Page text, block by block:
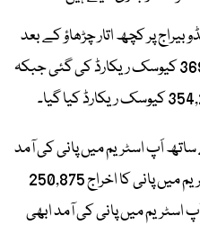
پر کچھ اتار چڑھاؤ کے بعد
اَپ اسٹریم میں پانی کی آمد 369,649 کیوسک ریکارڈ کی گئی جبکہ
اَپ اسٹریم میں پانی کی آمد
300,575 کیوسک جبکہ ڈاؤن اسٹریم میں پانی کا اخراج 250,875
اسٹریم میں پانی کی آمد ابھی